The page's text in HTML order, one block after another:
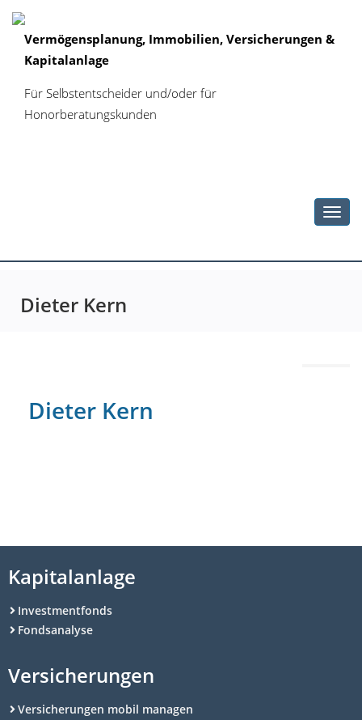
Vermögensplanung, Immobilien, Versicherungen &
Kapitalanlage
Für Selbstentscheider und/oder für
Honorberatungskunden
Dieter Kern
Dieter Kern
Kapitalanlage
Investmentfonds
Fondsanalyse
Versicherungen
Versicherungen mobil managen